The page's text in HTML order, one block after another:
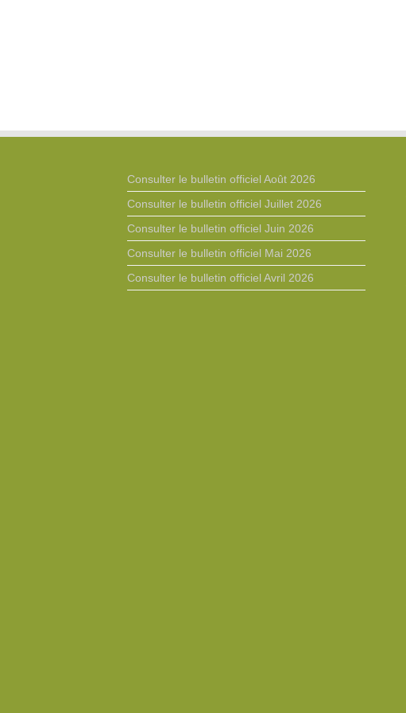
Consulter le bulletin officiel Août 2026
Consulter le bulletin officiel Juillet 2026
Consulter le bulletin officiel Juin 2026
Consulter le bulletin officiel Mai 2026
Consulter le bulletin officiel Avril 2026